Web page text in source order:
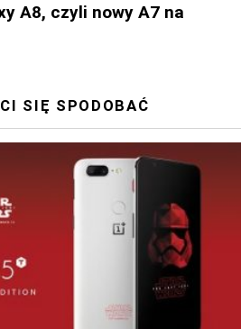
A8, czyli nowy A7 na
SIĘ SPODOBAĆ